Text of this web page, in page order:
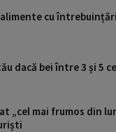
cu
dacă bei între 3 și 5
„cel mai frumos din